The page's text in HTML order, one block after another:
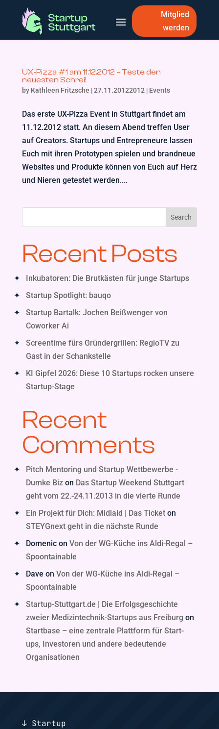
Mitglied
werden
UX-Pizza #1 am 11.12.2012 – Teste den
neuesten Schrei!
by Kathleen Fritzsche |27.11.20122012 | Events
Das erste UX-Pizza Event in Stuttgart findet am
11.12.2012 statt. An diesem Abend treffen User
auf Creators. Startups und Entrepreneure lassen
Euch mit ihren Prototypen spielen und brandneue
Websites und Produkte können von Euch auf Herz
und Nieren getestet werden....
Search
Recent Posts
Inkubatoren: Die Brutkästen für junge Startups
Startup Spotlight: bauqo
Startup Bartalk: Jochen Beißwenger von
Coworker Ai
Screentime fürs Gründergrillen: RegioTV zu
Gast in der Schankstelle
KI Gipfel 2026: Diese 10 Startups rocken unsere
Startup-Stage
Recent
Comments
Pitch Mentoring und Startup Wettbewerbe -
Dumke Bizon Das Startup Weekend Stuttgart
geht vom 22.-24.11.2013 in die vierte Runde
Ein Projekt für Dich: Midiaid | Das Ticketon
STEYGnext geht in die nächste Runde
Domenicon Von der WG-Küche ins Aldi-Regal –
Spoontainable
Dave on Von der WG-Küche ins Aldi-Regal –
Spoontainable
Startup-Stuttgart.de | Die Erfolgsgeschichte
zweier Medizintechnik-Startups aus Freiburg on
Startbase – eine zentrale Plattform für Start-
ups, Investoren und andere bedeutende
Organisationen
↓ Startup